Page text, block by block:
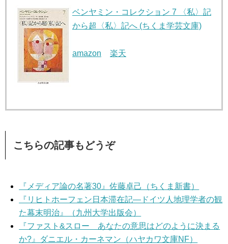
ベンヤミン・コレクション 7 〈私〉記
から超〈私〉記へ (ちくま学芸文庫)
amazon 楽天
こちらの記事もどうぞ
『メディア論の名著30』佐藤卓己（ちくま新書）
『リヒトホーフェン日本滞在記―ドイツ人地理学者の観
た幕末明治』（九州大学出版会）
『ファスト&スロー あなたの意思はどのように決まる
か?』ダニエル・カーネマン（ハヤカワ文庫NF）